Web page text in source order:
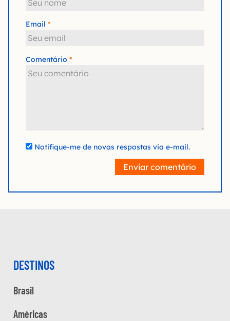
Email
Comentário
Notifique-me de novas respostas via e-mail.
Enviar comentário
DESTINOS
Brasil
Américas